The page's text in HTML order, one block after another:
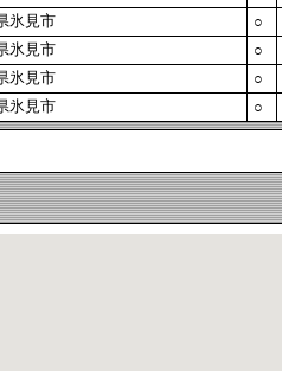
氷見市 ○
氷見市
○
氷見市 ○
氷見市 ○